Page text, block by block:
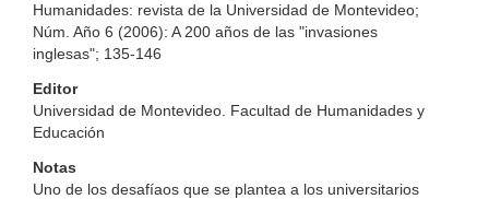
Humanidades: revista de la Universidad de Montevideo;
Núm. Año 6 (2006): A 200 años de las "invasiones
inglesas"; 135-146
Editor
Universidad de Montevideo. Facultad de Humanidades y
Educación
Notas
Uno de los desafíaos que se plantea a los universitarios